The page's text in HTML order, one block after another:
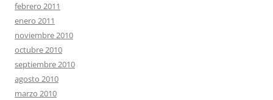
febrero 2011
enero 2011
noviembre 2010
octubre 2010
septiembre 2010
agosto 2010
marzo 2010